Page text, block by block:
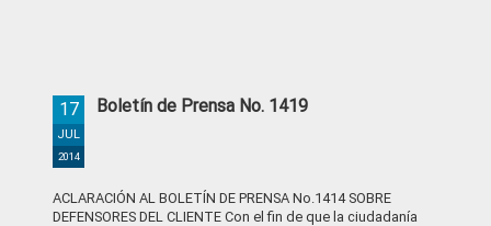
Boletín de Prensa No. 1419
17
JUL
2014
ACLARACIÓN AL BOLETÍN DE PRENSA No.1414 SOBRE
DEFENSORES DEL CLIENTE Con el fin de que la ciudadanía